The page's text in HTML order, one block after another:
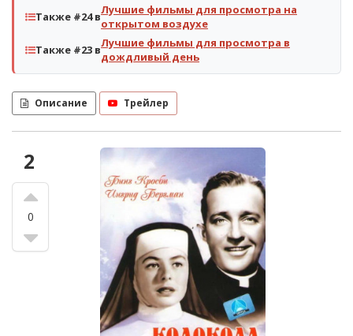
Также #24 вЛучшие фильмы для просмотра на
открытом воздухе
Также #23 вЛучшие фильмы для просмотра в
дождливый день
Описание Трейлер
2
0